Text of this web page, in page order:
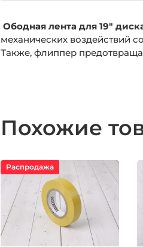
Ободная лента для 19"
механических воздействий
Также, флиппер
Похожие
Распродажа